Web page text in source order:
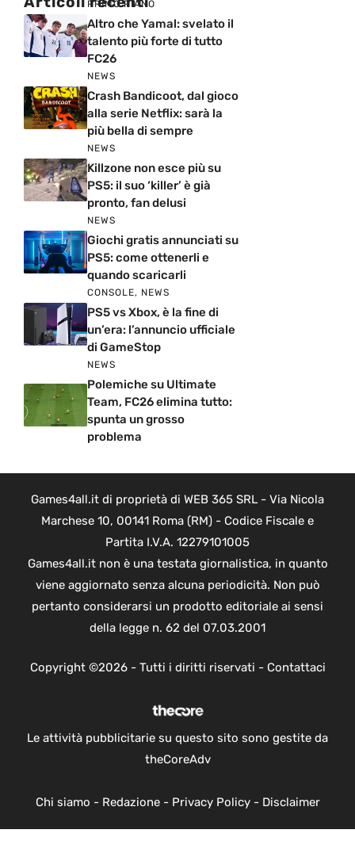
PRIMO PIANO
Altro che Yamal: svelato il
talento più forte di tutto
FC26
NEWS
Crash Bandicoot, dal gioco
alla serie Netflix: sarà la
più bella di sempre
NEWS
Killzone non esce più su
PS5: il suo ‘killer’ è già
pronto, fan delusi
NEWS
Giochi gratis annunciati su
PS5: come ottenerli e
quando scaricarli
CONSOLE, NEWS
PS5 vs Xbox, è la fine di
un’era: l’annuncio ufficiale
di GameStop
NEWS
Polemiche su Ultimate
Team, FC26 elimina tutto:
spunta un grosso
problema
Games4all.it di proprietà di WEB 365 SRL - Via Nicola
Marchese 10, 00141 Roma (RM) - Codice Fiscale e
Partita I.V.A. 12279101005
Games4all.it non è una testata giornalistica, in quanto
viene aggiornato senza alcuna periodicità. Non può
pertanto considerarsi un prodotto editoriale ai sensi
della legge n. 62 del 07.03.2001
Copyright ©2026 - Tutti i diritti riservati - Contattaci
Le attività pubblicitarie su questo sito sono gestite da
theCoreAdv
Chi siamo - Redazione- Privacy Policy- Disclaimer